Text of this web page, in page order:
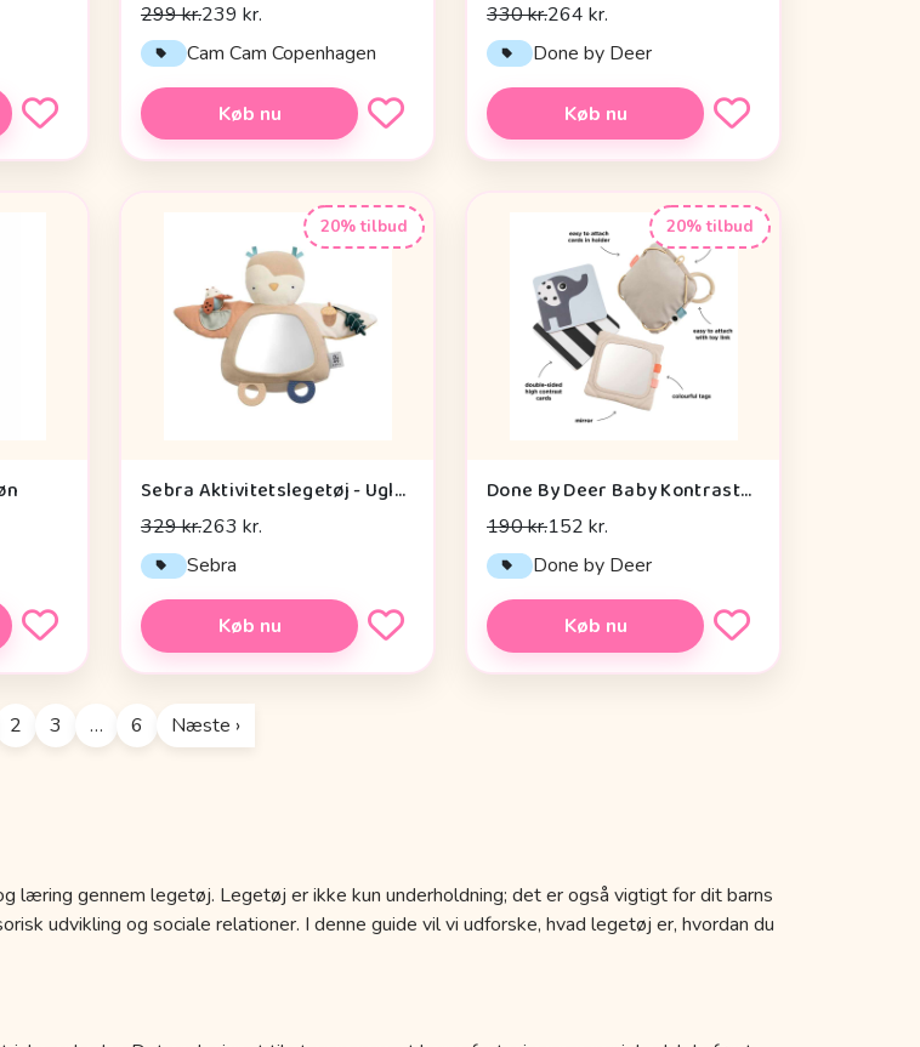
299 kr.239 kr.
Cam Cam Copenhagen
Køb nu
330 kr.264 kr.
Done by Deer
Køb nu
20% tilbud
Sebra Aktivitetslegetøj - Uglen Blinky
329 kr.263 kr.
Sebra
Køb nu
20% tilbud
Done By Deer Baby Kontrastkortholder - Deer Friends - Sand
190 kr.152 kr.
Done by Deer
Køb nu
2 3 … 6 Næste ›
læring gennem legetøj. Legetøj er ikke kun underholdning; det er også vigtigt for dit barns
udvikling og sociale relationer. I denne guide vil vi udforske, hvad legetøj er, hvordan du